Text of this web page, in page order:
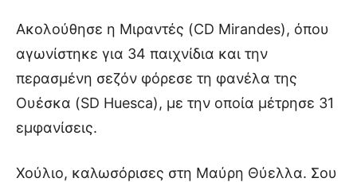
Ακολούθησε η Μιραντές (CD Mirandes), όπου
αγωνίστηκε για 34 παιχνίδια και την
περασμένη σεζόν φόρεσε τη φανέλα της
Ουέσκα (SD Huesca), με την οποία μέτρησε 31
εμφανίσεις.
Χούλιο, καλωσόρισες στη Μαύρη Θύελλα. Σου